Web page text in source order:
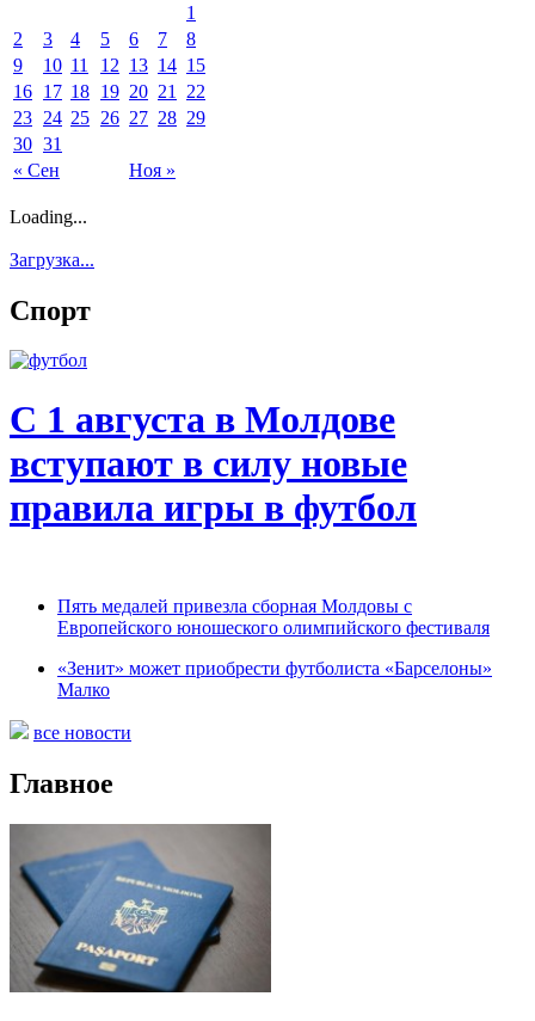
« Сен Ноя »
1
2
3 4 5 6 7
8
9
10 11 12 13 14 15
16 17 18 19 20 21
22
23 24 25 26 27 28 29
30 31
Loading...
Загрузка...
Спорт
С 1 августа в Молдове
вступают в силу новые
правила игры в футбол
Пять медалей привезла сборная Молдовы с
Европейского юношеского олимпийского фестиваля
«Зенит» может приобрести футболиста «Барселоны»
Малко
все новости
Главное